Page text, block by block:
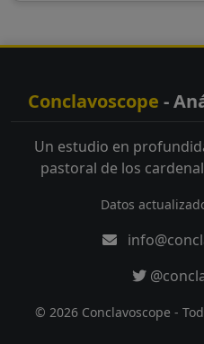
Conclavoscope -
Un estudio en
pastoral de los
Datos
© 2026 Conclavoscope -